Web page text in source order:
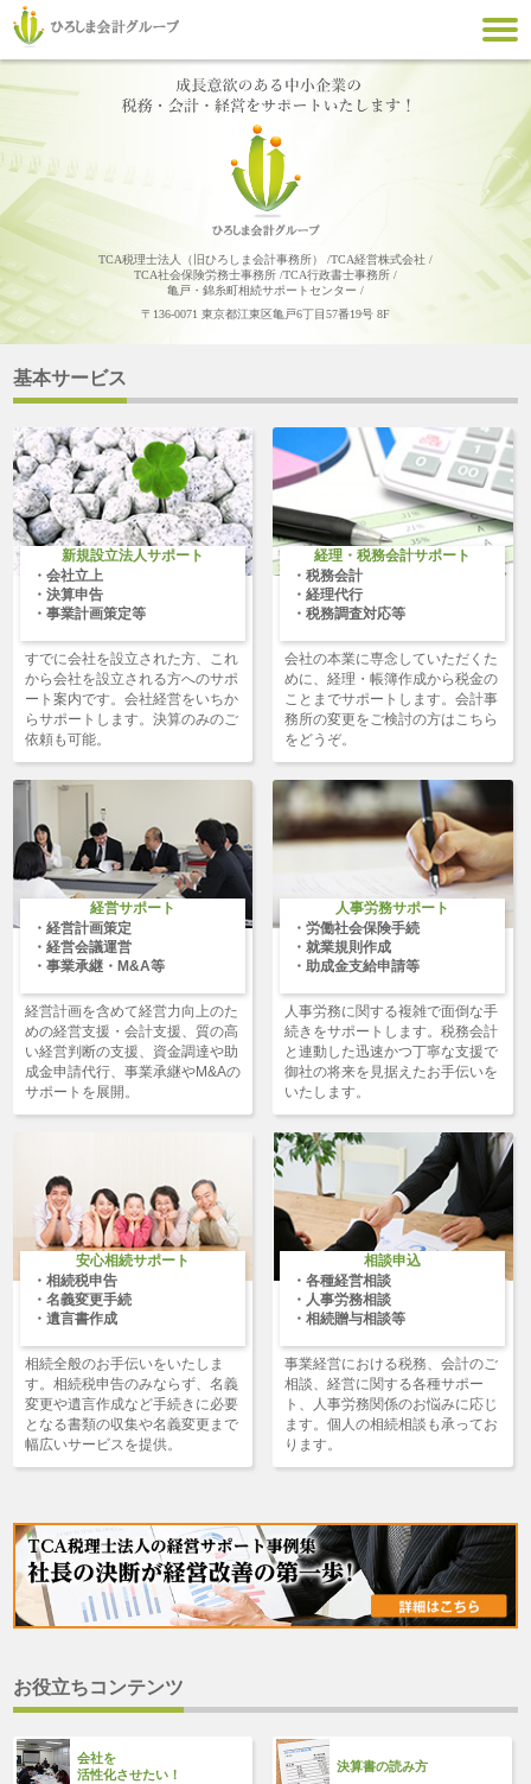
TCA税理士法人（旧ひろしま会計事務所）
TCA経営株式会社
TCA社会保険労務士事務所 TCA行政書士事務所
亀戸・錦糸町相続サポートセンター
〒136-0071 東京都江東区亀戸6丁目57番19号 8F
基本サービス
新規設立法人サポート
会社立上
決算申告
事業計画策定等
すでに会社を設立された方、これ
から会社を設立される方へのサポ
ート案内です。会社経営をいちか
らサポートします。決算のみのご
依頼も可能。
経理・税務会計サポート
税務会計
経理代行
税務調査対応等
会社の本業に専念していただくた
めに、経理・帳簿作成から税金の
ことまでサポートします。会計事
務所の変更をご検討の方はこちら
をどうぞ。
経営サポート
経営計画策定
経営会議運営
事業承継・M&A等
経営計画を含めて経営力向上のた
めの経営支援・会計支援、質の高
い経営判断の支援、資金調達や助
成金申請代行、事業承継やM&Aの
サポートを展開。
人事労務サポート
労働社会保険手続
就業規則作成
助成金支給申請等
人事労務に関する複雑で面倒な手
続きをサポートします。税務会計
と連動した迅速かつ丁寧な支援で
御社の将来を見据えたお手伝いを
いたします。
安心相続サポート
相続税申告
名義変更手続
遺言書作成
相続全般のお手伝いをいたしま
す。相続税申告のみならず、名義
変更や遺言作成など手続きに必要
となる書類の収集や名義変更まで
幅広いサービスを提供。
相談申込
各種経営相談
人事労務相談
相続贈与相談等
事業経営における税務、会計のご
相談、経営に関する各種サポー
ト、人事労務関係のお悩みに応じ
ます。個人の相続相談も承ってお
ります。
お役立ちコンテンツ
会社を
活性化させたい！
決算書の読み方